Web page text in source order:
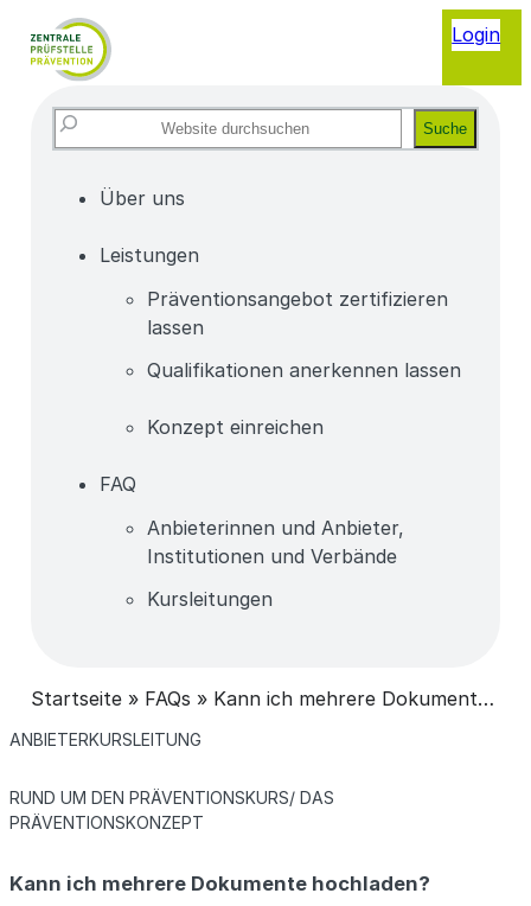
Website
durchsuchen
Suche
Über uns
Leistungen
Präventionsangebot zertifizieren
lassen
Qualifikationen anerkennen lassen
Konzept einreichen
FAQ
Anbieterinnen und Anbieter,
Institutionen und Verbände
Kursleitungen
Login
Startseite» FAQs » Kann ich mehrere Dokumente hochladen?
KATEGORIEN
ANBIETERKURSLEITUNG
KATEGORIEN
RUND UM DEN PRÄVENTIONSKURS/ DAS
PRÄVENTIONSKONZEPT
Kann ich mehrere Dokumente hochladen?